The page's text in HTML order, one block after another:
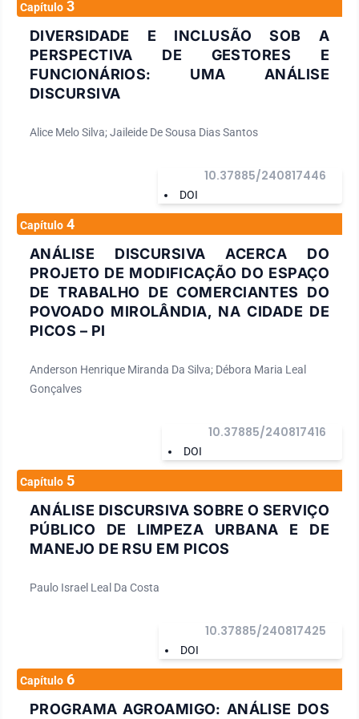
Capítulo 3
DIVERSIDADE E INCLUSÃO SOB A
PERSPECTIVA DE GESTORES E
FUNCIONÁRIOS: UMA ANÁLISE
DISCURSIVA
Alice Melo Silva; Jaileide De Sousa Dias Santos
DOI
10.37885/240817446
Capítulo 4
ANÁLISE DISCURSIVA ACERCA DO
PROJETO DE MODIFICAÇÃO DO ESPAÇO
DE TRABALHO DE COMERCIANTES DO
POVOADO MIROLÂNDIA, NA CIDADE DE
PICOS – PI
Anderson Henrique Miranda Da Silva; Débora Maria Leal
Gonçalves
DOI
10.37885/240817416
Capítulo 5
ANÁLISE DISCURSIVA SOBRE O SERVIÇO
PÚBLICO DE LIMPEZA URBANA E DE
MANEJO DE RSU EM PICOS
Paulo Israel Leal Da Costa
DOI
10.37885/240817425
Capítulo 6
PROGRAMA AGROAMIGO: ANÁLISE DOS